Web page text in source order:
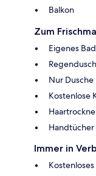
Balkon
Zum
Eigenes Bad
Nur Dusche
Kostenlose
Handtücher
Immer in